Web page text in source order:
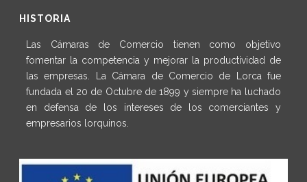
HISTORIA
Las Cámaras de Comercio tienen como objetivo
fomentar la competencia y mejorar la productividad de
las empresas. La Cámara de Comercio de Lorca fue
fundada el 20 de Octubre de 1899 y siempre ha luchado
en defensa de los intereses de los comerciantes y
empresarios lorquinos.